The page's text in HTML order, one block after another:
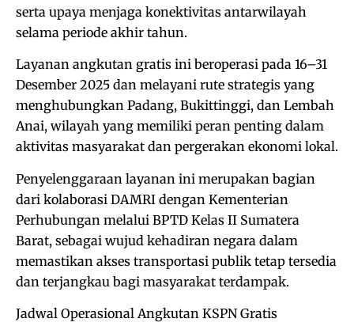
serta upaya menjaga konektivitas antarwilayah
selama periode akhir tahun.
Layanan angkutan gratis ini beroperasi pada 16–31
Desember 2025 dan melayani rute strategis yang
menghubungkan Padang, Bukittinggi, dan Lembah
Anai, wilayah yang memiliki peran penting dalam
aktivitas masyarakat dan pergerakan ekonomi lokal.
Penyelenggaraan layanan ini merupakan bagian
dari kolaborasi DAMRI dengan Kementerian
Perhubungan melalui BPTD Kelas II Sumatera
Barat, sebagai wujud kehadiran negara dalam
memastikan akses transportasi publik tetap tersedia
dan terjangkau bagi masyarakat terdampak.
Jadwal Operasional Angkutan KSPN Gratis